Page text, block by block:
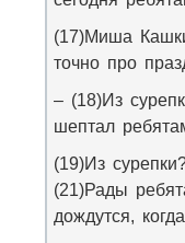
(17)Миша
точно про
– (18)Из
шептал
(19)Из
(21)Рады
дождутся,